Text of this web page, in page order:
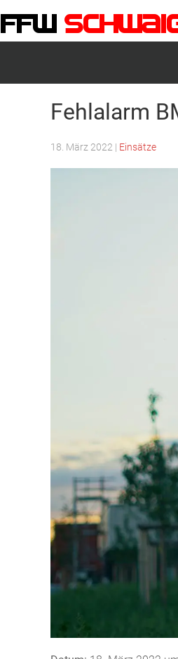
Fehlalarm
18. März 2022 | Einsätze